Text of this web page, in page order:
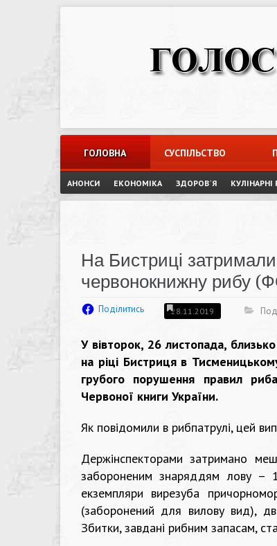
ГОЛОВНА СУСПІЛЬСТВО
АНОНСИ ЕКОНОМІКА ЗДОРОВ`Я
На Бистриці затримали
червонокнижну рибу
Поділитись 28.11.2019
У вівторок, 26 листопада,
на ріці Бистриця в
грубого порушення правил
Червоної книги України.
Як повідомили в рибпатрулі, цей
Держінспекторами затримано
забороненим знаряддям лову –
екземпляри вирезуба
(заборонений для вилову вид),
Збитки, завдані рибним запасам,